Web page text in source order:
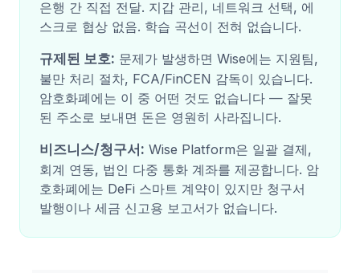
은행 간 직접 전달. 지갑 관리, 네트워크 선택, 에
스크로 협상 없음. 학습 곡선이 전혀 없습니다.
규제된 보호: 문제가 발생하면 Wise에는 지원팀,
불만 처리 절차, FCA/FinCEN 감독이 있습니다.
암호화폐에는 이 중 어떤 것도 없습니다 — 잘못
된 주소로 보내면 돈은 영원히 사라집니다.
비즈니스/청구서: Wise Platform은 일괄 결제,
회계 연동, 법인 다중 통화 계좌를 제공합니다. 암
호화폐에는 DeFi 스마트 계약이 있지만 청구서
발행이나 세금 신고용 보고서가 없습니다.